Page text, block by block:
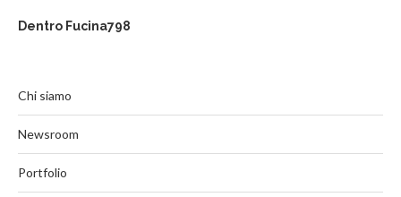
Dentro Fucina798
Chi siamo
Newsroom
Portfolio